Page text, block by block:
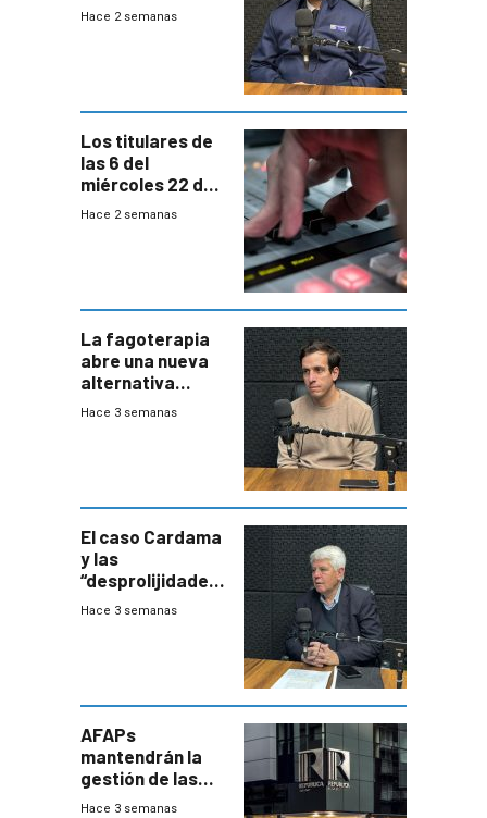
autónomos para
Hace 2 semanas
Los titulares de
las 6 del
miércoles 22 de
julio de 2026
Hace 2 semanas
La fagoterapia
abre una nueva
alternativa
contra bacterias
innovadora
Hace 3 semanas
El caso Cardama
y las
“desprolijidades”
que la
Hace 3 semanas
AFAPs
mantendrán la
gestión de las
cuentas
Hace 3 semanas